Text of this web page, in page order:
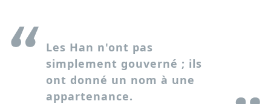
Les Han n'ont pas
simplement gouverné ; ils
ont donné un nom à une
appartenance.